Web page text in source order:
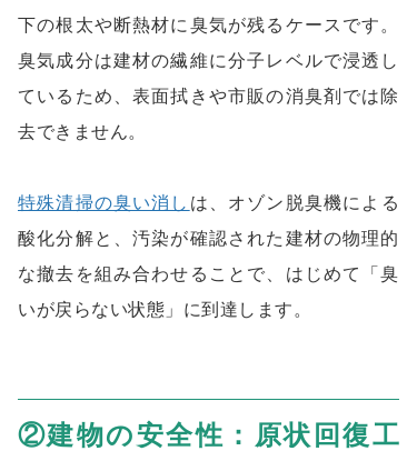
下の根太や断熱材に臭気が残るケースです。
臭気成分は建材の繊維に分子レベルで浸透し
ているため、表面拭きや市販の消臭剤では除
去できません。
特殊清掃の臭い消し は、オゾン脱臭機による
酸化分解と、汚染が確認された建材の物理的
な撤去を組み合わせることで、はじめて「臭
いが戻らない状態」に到達します。
②建物の安全性：原状回復工